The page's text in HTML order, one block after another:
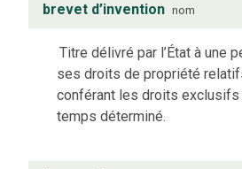
brevet d’invention nom
Titre délivré par l’État à une
ses droits de propriété
conférant les droits exclusifs
temps déterminé.